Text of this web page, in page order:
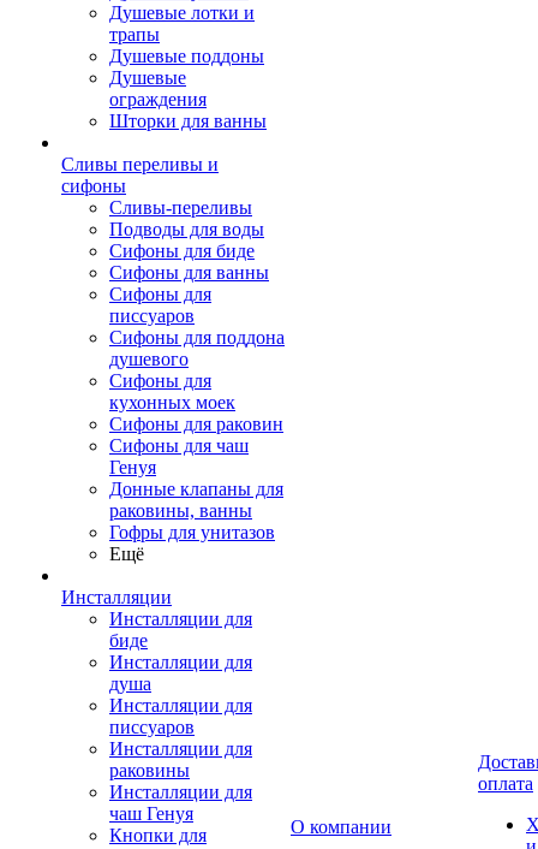
Душевые лотки и
трапы
Душевые поддоны
Душевые
ограждения
Шторки для ванны
Сливы переливы и
сифоны
Сливы-переливы
Подводы для воды
Сифоны для биде
Сифоны для ванны
Сифоны для
писсуаров
Сифоны для поддона
душевого
Сифоны для
кухонных моек
Сифоны для раковин
Сифоны для чаш
Генуя
Донные клапаны для
раковины, ванны
Гофры для унитазов
Ещё
Инсталляции
Инсталляции для
биде
Инсталляции для
душа
Инсталляции для
писсуаров
Инсталляции для
раковины
Инсталляции для
чаш Генуя
Кнопки для
О компании
оплата